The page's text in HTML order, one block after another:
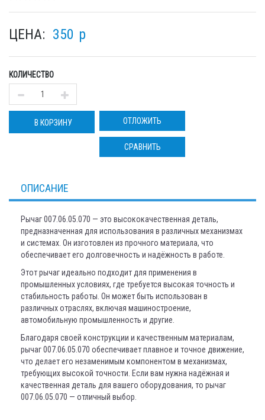
ЦЕНА: 350 p
КОЛИЧЕСТВО
В КОРЗИНУ ОТЛОЖИТЬ
СРАВНИТЬ
ОПИСАНИЕ
Рычаг 007.06.05.070 — это высококачественная деталь,
предназначенная для использования в различных механизмах
и системах. Он изготовлен из прочного материала, что
обеспечивает его долговечность и надёжность в работе.
Этот рычаг идеально подходит для применения в
промышленных условиях, где требуется высокая точность и
стабильность работы. Он может быть использован в
различных отраслях, включая машиностроение,
автомобильную промышленность и другие.
Благодаря своей конструкции и качественным материалам,
рычаг 007.06.05.070 обеспечивает плавное и точное движение,
что делает его незаменимым компонентом в механизмах,
требующих высокой точности. Если вам нужна надёжная и
качественная деталь для вашего оборудования, то рычаг
007.06.05.070 — отличный выбор.